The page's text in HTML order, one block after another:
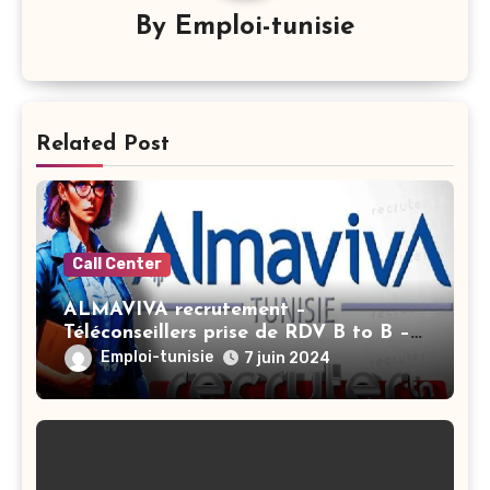
By Emploi-tunisie
Related Post
Call Center
ALMAVIVA recrutement –
Téléconseillers prise de RDV B to B –
ArianaEmploi-tunisie 7 juin 2024